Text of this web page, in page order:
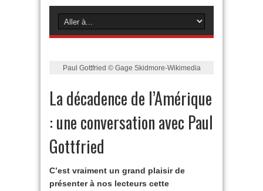
Paul Gottfried © Gage Skidmore-Wikimedia
La décadence de l’Amérique
: une conversation avec Paul
Gottfried
C’est vraiment un grand plaisir de
présenter à nos lecteurs cette